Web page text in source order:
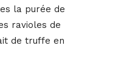
la purée de
ravioles de
de truffe en